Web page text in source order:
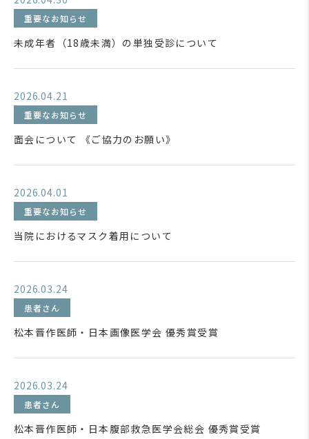
重要なお知らせ
未成年者（18歳未満）の単独受診について
2026.04.21
重要なお知らせ
面会について 《ご協力のお願い》
2026.04.01
重要なお知らせ
当院におけるマスク着用について
2026.03.24
患者さん
松本晋作医師・日本画像医学会 優秀賞受賞
2026.03.24
患者さん
松本晋作医師・日本腹部救急医学会総会 優秀賞受賞